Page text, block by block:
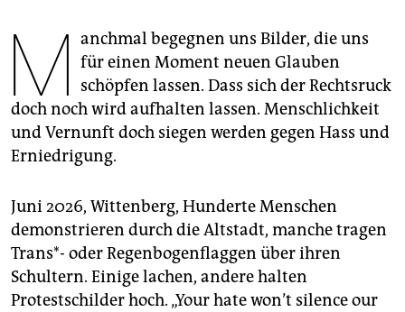
M anchmal begegnen uns Bilder, die uns
für einen Moment neuen Glauben
schöpfen lassen. Dass sich der Rechtsruck
doch noch wird aufhalten lassen. Menschlichkeit
und Vernunft doch siegen werden gegen Hass und
Erniedrigung.
Juni 2026, Wittenberg, Hunderte Menschen
demonstrieren durch die Altstadt, manche tragen
Trans*- oder Regenbogenflaggen über ihren
Schultern. Einige lachen, andere halten
Protestschilder hoch. „Your hate won’t silence our